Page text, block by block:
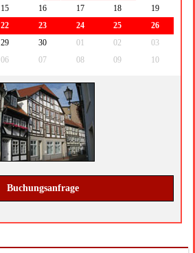
15 16 17 18
19
22 23 24 25
26
29 30 01 02
03
06 07 08 09 10
Buchungsanfrage